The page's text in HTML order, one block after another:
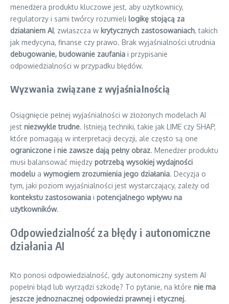
menedżera produktu kluczowe jest, aby użytkownicy,
regulatorzy i sami twórcy rozumieli logikę stojącą za
działaniem AI, zwłaszcza w krytycznych zastosowaniach, takich
jak medycyna, finanse czy prawo. Brak wyjaśnialności utrudnia
debugowanie, budowanie zaufania i przypisanie
odpowiedzialności w przypadku błędów.
Wyzwania związane z wyjaśnialnością
Osiągnięcie pełnej wyjaśnialności w złożonych modelach AI
jest niezwykle trudne. Istnieją techniki, takie jak LIME czy SHAP,
które pomagają w interpretacji decyzji, ale często są one
ograniczone i nie zawsze dają pełny obraz. Menedżer produktu
musi balansować między potrzebą wysokiej wydajności
modelu a wymogiem zrozumienia jego działania. Decyzja o
tym, jaki poziom wyjaśnialności jest wystarczający, zależy od
kontekstu zastosowania i potencjalnego wpływu na
użytkowników.
Odpowiedzialność za błędy i autonomiczne
działania AI
Kto ponosi odpowiedzialność, gdy autonomiczny system AI
popełni błąd lub wyrządzi szkodę? To pytanie, na które nie ma
jeszcze jednoznacznej odpowiedzi prawnej i etycznej.